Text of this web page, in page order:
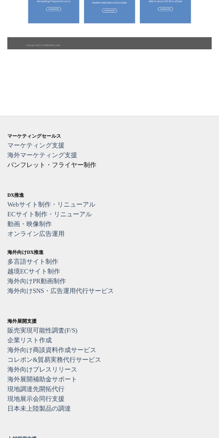
マーケティングセールス
マーケティング支援
海外マーケティング支援
パンフレット・フライヤー制作
DX推進
Webサイト制作・リニューアル
ECサイト制作・リニューアル
動画・映像制作
オンライン広告運用
海外向けDX推進
多言語サイト制作
越境ECサイト制作
海外向けPR動画制作
海外向けSNS・広告運用代行サービス
海外展開支援
販売実現可能性調査(F/S)
企業リスト作成
海外向け商談資料作成サービス
コレポン&貿易実務代行サービス
海外向けプレスリリース
海外展開補助金サポート
現地調達先開拓代行
現地展示会同行支援
日本未上陸製品の調達